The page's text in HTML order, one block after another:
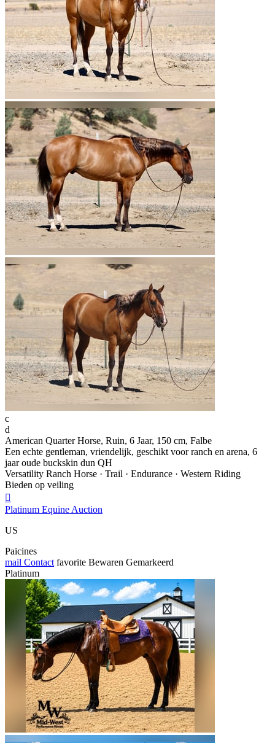
c
d
American Quarter Horse, Ruin, 6 Jaar, 150 cm, Falbe
Een echte gentleman, vriendelijk, geschikt voor ranch en arena, 6
jaar oude buckskin dun QH
Versatility Ranch Horse · Trail · Endurance · Western Riding
Bieden op veiling

Platinum Equine Auction
US
Paicines
mail Contact favorite Bewaren Gemarkeerd
Platinum